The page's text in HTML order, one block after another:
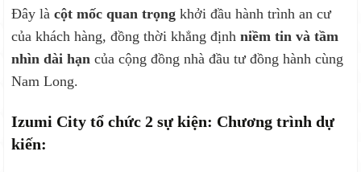
Đây làcột mốc quan trọng khởi đầu hành trình an cư
của khách hàng, đồng thời khẳng địnhniềm tin và tầm
nhìn dài hạn của cộng đồng nhà đầu tư đồng hành cùng
Nam Long.
Izumi City tổ chức 2 sự kiện: Chương trình dự
kiến: